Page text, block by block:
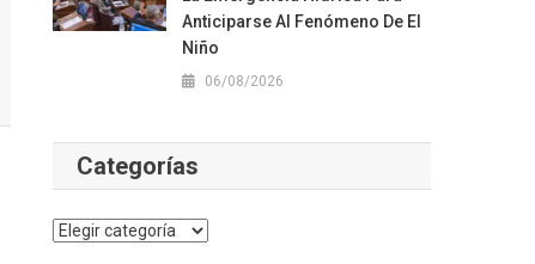
Anticiparse Al Fenómeno De El
Niño
06/08/2026
Categorías
Categorías